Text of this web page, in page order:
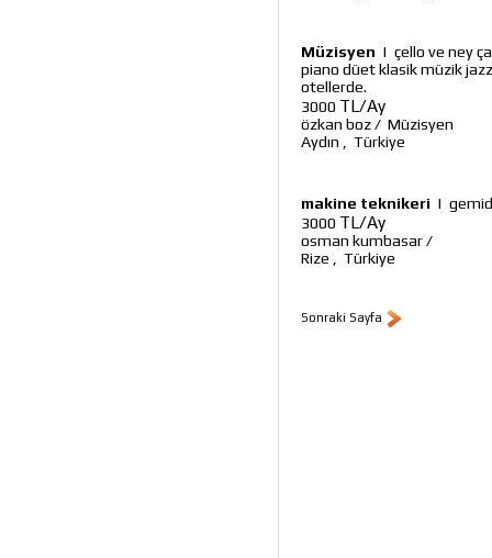
Müzisyen | çello ve ney
piano düet klasik müzik
otellerde.
3000 TL/Ay
özkan boz/ Müzisyen
Aydın
Türkiye
makine teknikeri |
3000 TL/Ay
osman kumbasar/
Rize
Türkiye
Sonraki Sayfa